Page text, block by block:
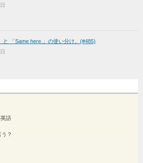
と 「Same here.」の使い分け。(#485)
語
？